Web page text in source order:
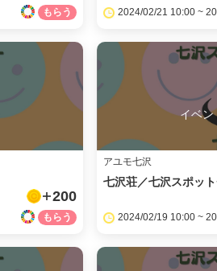
2024/02/21 10:00 ~
200
イベン
アユモ七沢
七沢荘／七沢スポッ
2024/02/19 10:00 ~